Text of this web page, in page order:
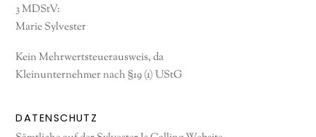
3 MDStV:
Marie Sylvester
Kein Mehrwertsteuerausweis, da
Kleinunternehmer nach §19 (1) UStG
DATENSCHUTZ